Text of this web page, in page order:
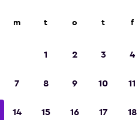
m t o t f
1 2 3 4
7 8 9 10 11
14 15 16 17 18